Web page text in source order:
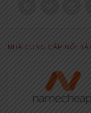
NHÀ CUNG CẤP NỔI